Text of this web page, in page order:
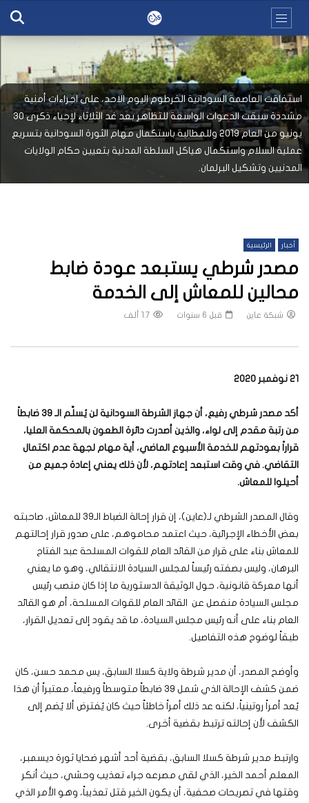
استفاقت العاصمة السودانية الخرطوم اليوم الاحد، على اجراءات أمنية
مشددة سبقت الدعوات الواسعة للتظاهر بعد غد الثلاثاء لإحياء ذكرى 30
يونيو من العام 2019 وللمطالبة باستكمال مهام الثورة السودانية بتسريع
عملية السلام واستكمال هياكل السلطة المدنية بتعيين حكام الولايات
المدنيين وتشكيل البرلمان.
أخبار الرئيسية
مصدر شرطي يستبعد عودة ضابط
محالين للمعاش إلى الخدمة
شبكة عاين قبل 6 سنوات 1.7 ألف
21 نوفمبر 2020
أكد مصدر شرطي رفيع، أن جهاز الشرطة السودانية لن يُسلِّم الـ 39 ضابطاً
من رتبة مقدم إلى لواء، والذين أصدرت دائرة الطعون بالمحكمة العليا،
قراراً بعودتهم للخدمة الأسبوع الماضي، أية مهام لجهة عدم اكتمال
التقاضي. في وقت استبعد إعادتهم، لأن ذلك يعني إعادة جميع من
أحيلوا للمعاش.
وقال المصدر الشرطي لـ(عاين)، إن قرار إحالة الضباط الـ39 للمعاش، صاحبته
بعض الأخطاء الإجرائية، حيث اعتمد محاموهم، على صدور قرار إحالتهم
للمعاش بناء على قرار من القائد العام للقوات المسلحة عبد الفتاح
البرهان، وليس بصفته رئيساً لمجلس السيادة الانتقالي، وهو ما يعني
أنها معركة قانونية، حول الوثيقة الدستورية ما إذا كان منصب رئيس
مجلس السيادة منفصل عن القائد العام للقوات المسلحة، أم هو القائد
العام بناء على أنه رئيس مجلس السيادة، ما قد يقود إلى تعديل القرار،
طبقاً لوضوح هذه التفاصيل.
وأوضح المصدر، أن مدير شرطة ولاية كسلا السابق، يس محمد حسن، كان
ضمن كشف الإحالة الذي شمل 39 ضابطاً متوسطاً ورفيعاً، معتبراً أن هذا
يُعد أمراً روتينياً، لكنه عد ذلك أمراً خاطئاً حيث كان يُفترض ألا يُضم إلى
الكشف لأن إحالته ترتبط بقضية أخرى.
وارتبط مدير شرطة كسلا السابق، بقضية أحد أشهر ضحايا ثورة ديسمبر،
المعلم أحمد الخير، الذي لقي مصرعه جراء تعذيب وحشي، حيث أنكر
وقتها في تصريحات صحفية، أن يكون الخير قتل تعذيباً، وهو الأمر الذي